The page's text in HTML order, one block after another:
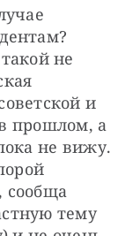
не
и
прошлом, а
не вижу.
сообща
тему